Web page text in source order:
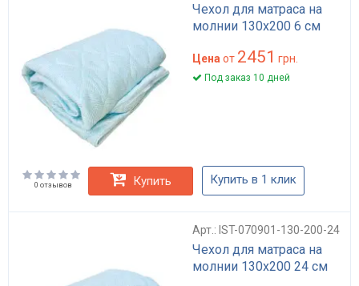
Чехол для матраса на
молнии 130х200 6 см
Цена от 2451 грн.
Под заказ 10 дней
0 отзывов Купить Купить в 1 клик
Арт.: IST-070901-130-200-24
Чехол для матраса на
молнии 130х200 24 см